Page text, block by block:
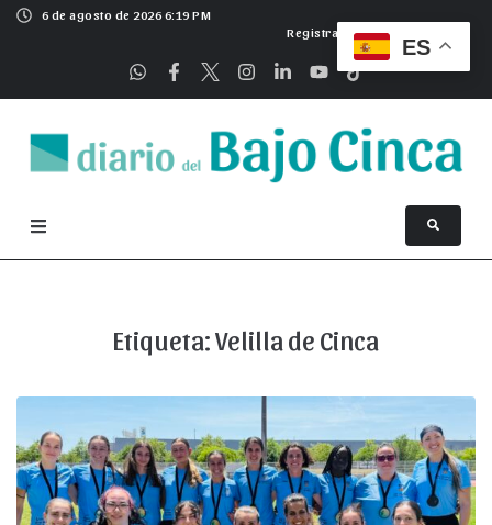
6 de agosto de 2026 6:19 PM
Registrarse
Etiqueta:Velilla de Cinca
ES